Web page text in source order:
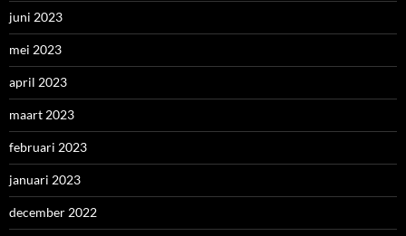
juni 2023
mei 2023
april 2023
maart 2023
februari 2023
januari 2023
december 2022